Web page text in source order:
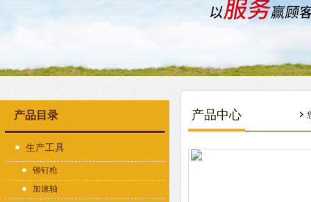
产品目录
生产工具
铆钉枪
加速轴
产品中心